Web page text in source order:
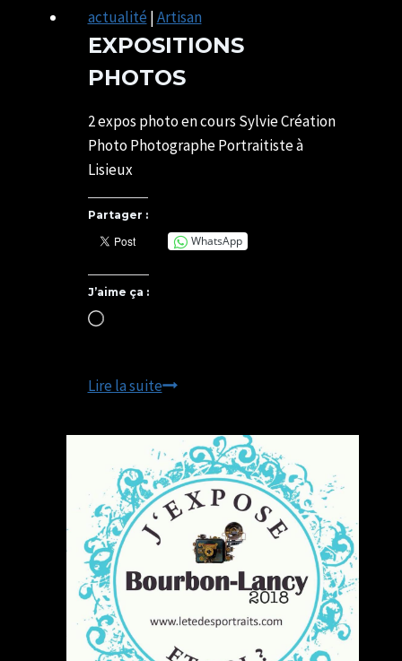
actualité |Artisan
EXPOSITIONS
PHOTOS
CHATELAIS
2 expos photo en cours Sylvie Création
Photo Photographe Portraitiste à
Lisieux
Partager :
WhatsApp
J’aime ça :
Chargement…
Lire la suiteEXPOSITIONS